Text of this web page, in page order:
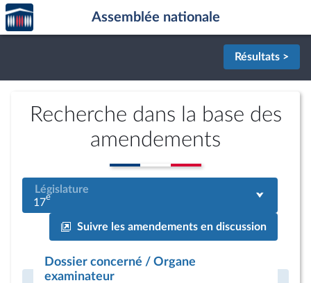
Aller au contenu
Aller en bas de la page
Accèder
à la
page
Assemblée nationale
Résultats >
Recherche dans la base des
amendements
Législature
17e
Suivre les amendements en discussion
Dossier concerné / Organe
examinateur